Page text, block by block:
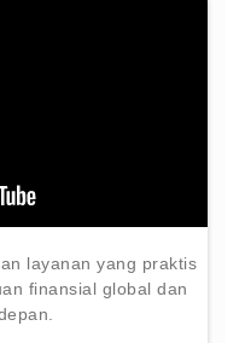
layanan yang praktis
finansial global dan